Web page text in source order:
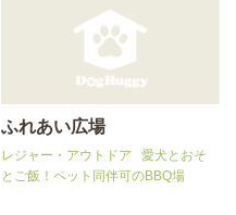
ふれあい広場
レジャー・アウトドア
愛犬とおそ
とご飯！ペット同伴可のBBQ場